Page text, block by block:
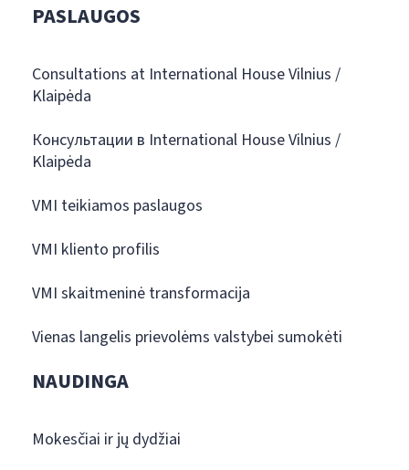
PASLAUGOS
Consultations at International House Vilnius /
Klaipėda
Консультации в International House Vilnius /
Klaipėda
VMI teikiamos paslaugos
VMI kliento profilis
VMI skaitmeninė transformacija
Vienas langelis prievolėms valstybei sumokėti
NAUDINGA
Mokesčiai ir jų dydžiai